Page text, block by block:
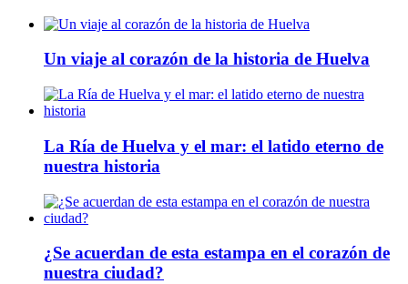
Un viaje al corazón de la historia de Huelva
La Ría de Huelva y el mar: el latido eterno de
nuestra historia
¿Se acuerdan de esta estampa en el corazón de
nuestra ciudad?